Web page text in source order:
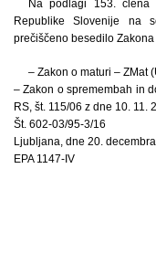
Na podlagi 153. člena
Republike Slovenije na
prečiščeno besedilo
– Zakon o maturi – ZMat
– Zakon o spremembah in
RS, št. 115/06 z dne 10. 11.
Št. 602-03/95-3/16
Ljubljana, dne 20.
EPA 1147-IV